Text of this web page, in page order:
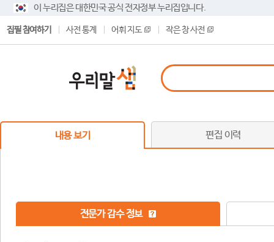
이 누리집은 대한민국 공식 전자정부 누리집입니다.
집필 참여하기 사전 통계 어휘 지도 작은 창 사전
내용 보기 편집 이력
전문가 감수 정보